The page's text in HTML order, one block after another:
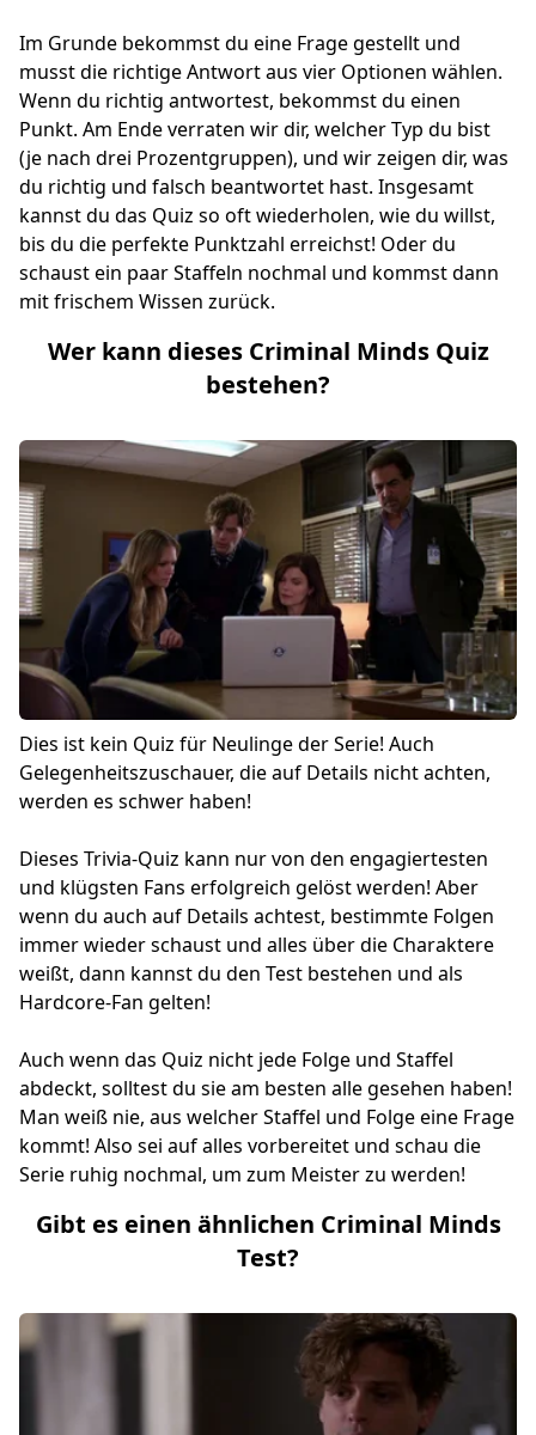
Im Grunde bekommst du eine Frage gestellt und
musst die richtige Antwort aus vier Optionen wählen.
Wenn du richtig antwortest, bekommst du einen
Punkt. Am Ende verraten wir dir, welcher Typ du bist
(je nach drei Prozentgruppen), und wir zeigen dir, was
du richtig und falsch beantwortet hast. Insgesamt
kannst du das Quiz so oft wiederholen, wie du willst,
bis du die perfekte Punktzahl erreichst! Oder du
schaust ein paar Staffeln nochmal und kommst dann
mit frischem Wissen zurück.
Wer kann dieses Criminal Minds Quiz
bestehen?
Dies ist kein Quiz für Neulinge der Serie! Auch
Gelegenheitszuschauer, die auf Details nicht achten,
werden es schwer haben!
Dieses Trivia-Quiz kann nur von den engagiertesten
und klügsten Fans erfolgreich gelöst werden! Aber
wenn du auch auf Details achtest, bestimmte Folgen
immer wieder schaust und alles über die Charaktere
weißt, dann kannst du den Test bestehen und als
Hardcore-Fan gelten!
Auch wenn das Quiz nicht jede Folge und Staffel
abdeckt, solltest du sie am besten alle gesehen haben!
Man weiß nie, aus welcher Staffel und Folge eine Frage
kommt! Also sei auf alles vorbereitet und schau die
Serie ruhig nochmal, um zum Meister zu werden!
Gibt es einen ähnlichen Criminal Minds
Test?